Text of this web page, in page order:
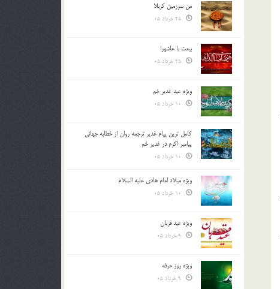
من سرزمین کربلا
بیعت با عاشورا
ویژه عید غدیر خم
کامل ترین پیام غدیر ترجمه روان از خطابه جهانی
پیامبر اکرم در غدیر خم
ویژه میلاد امام هادی علیه السلام
ویژه عید قربان
ویژه روز عرفه